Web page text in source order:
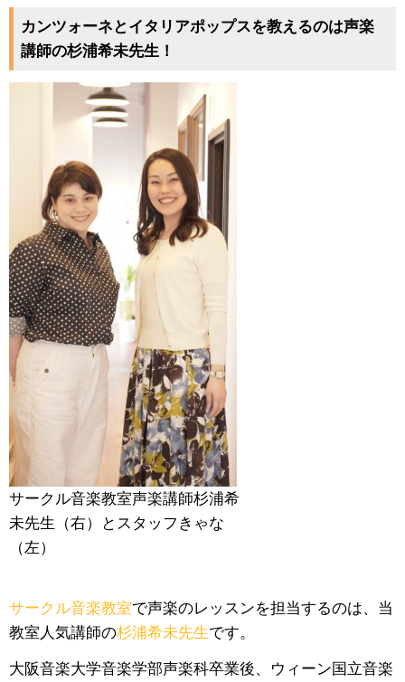
カンツォーネとイタリアポップスを教えるのは声楽
講師の杉浦希未先生！
サークル音楽教室声楽講師杉浦希
未先生（右）とスタッフきゃな
（左）
サークル音楽教室で声楽のレッスンを担当するのは、当
教室人気講師の杉浦希未先生です。
大阪音楽大学音楽学部声楽科卒業後、ウィーン国立音楽